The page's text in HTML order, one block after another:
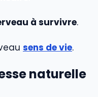
à survivre.
sens de vie.
naturelle